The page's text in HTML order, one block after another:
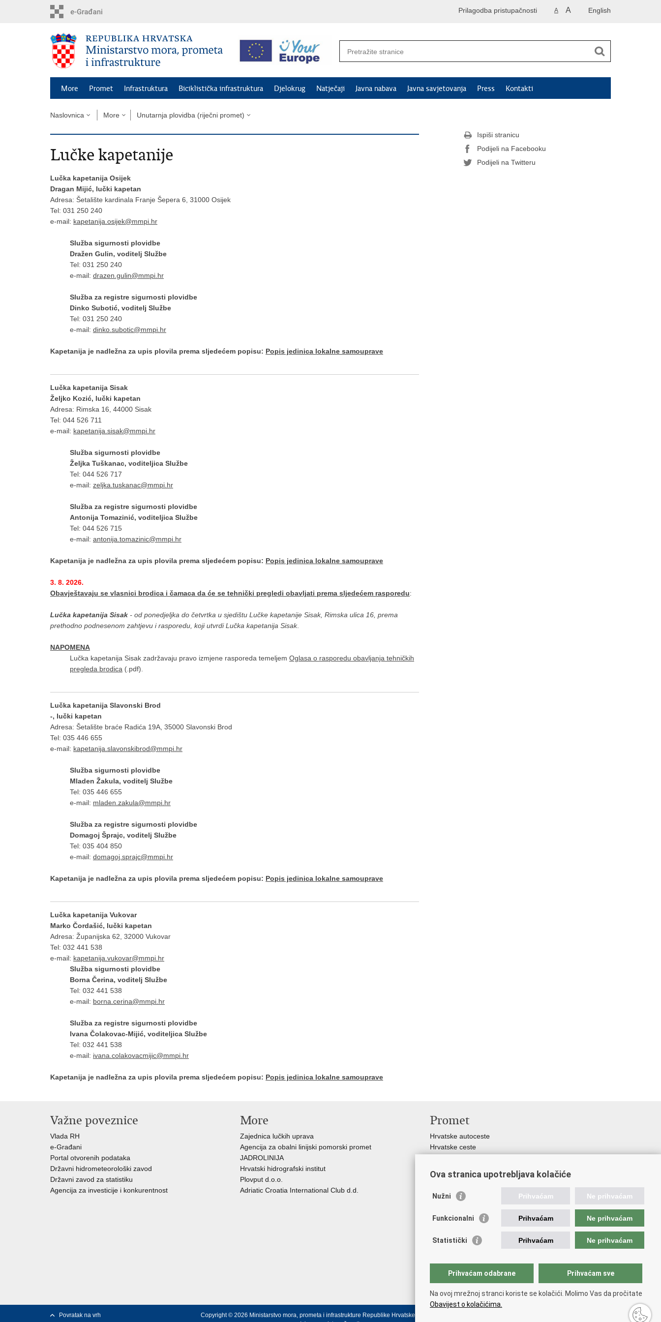
English
A A
Prilagodba pristupačnosti
More Promet Infrastruktura Biciklistička infrastruktura Djelokrug Natječaji Javna nabava Javna savjetovanja Press Kontakti
Naslovnica More Unutarnja plovidba (riječni promet)
Lučke kapetanije
Lučka kapetanija Osijek
Dragan Mijić, lučki kapetan
Adresa: Šetalište kardinala Franje Šepera 6, 31000 Osijek
Tel: 031 250 240
e-mail: kapetanija.osijek@mmpi.hr
Služba sigurnosti plovidbe
Dražen Gulin, voditelj Službe
Tel: 031 250 240
e-mail: drazen.gulin@mmpi.hr
Služba za registre sigurnosti plovidbe
Dinko Subotić, voditelj Službe
Tel: 031 250 240
e-mail: dinko.subotic@mmpi.hr
Kapetanija je nadležna za upis plovila prema sljedećem popisu: Popis jedinica lokalne samouprave
Lučka kapetanija Sisak
Željko Kozić, lučki kapetan
Adresa: Rimska 16, 44000 Sisak
Tel: 044 526 711
e-mail: kapetanija.sisak@mmpi.hr
Služba sigurnosti plovidbe
Željka Tuškanac, voditeljica Službe
Tel: 044 526 717
e-mail: zeljka.tuskanac@mmpi.hr
Služba za registre sigurnosti plovidbe
Antonija Tomazinić, voditeljica Službe
Tel: 044 526 715
e-mail: antonija.tomazinic@mmpi.hr
Kapetanija je nadležna za upis plovila prema sljedećem popisu: Popis jedinica lokalne samouprave
3. 8. 2026.
Obavještavaju se vlasnici brodica i čamaca da će se tehnički pregledi obavljati prema sljedećem rasporedu:
Lučka kapetanija Sisak - od ponedjeljka do četvrtka u sjedištu Lučke kapetanije Sisak, Rimska ulica 16, prema
prethodno podnesenom zahtjevu i rasporedu, koji utvrdi Lučka kapetanija Sisak.
NAPOMENA
Lučka kapetanija Sisak zadržavaju pravo izmjene rasporeda temeljem Oglasa o rasporedu obavljanja tehničkih
pregleda brodica (.pdf).
Lučka kapetanija Slavonski Brod
-, lučki kapetan
Adresa: Šetalište braće Radića 19A, 35000 Slavonski Brod
Tel: 035 446 655
e-mail: kapetanija.slavonskibrod@mmpi.hr
Služba sigurnosti plovidbe
Mladen Žakula, voditelj Službe
Tel: 035 446 655
e-mail: mladen.zakula@mmpi.hr
Služba za registre sigurnosti plovidbe
Domagoj Šprajc, voditelj Službe
Tel: 035 404 850
e-mail: domagoj.sprajc@mmpi.hr
Kapetanija je nadležna za upis plovila prema sljedećem popisu: Popis jedinica lokalne samouprave
Lučka kapetanija Vukovar
Marko Čordašić, lučki kapetan
Adresa: Županijska 62, 32000 Vukovar
Tel: 032 441 538
e-mail: kapetanija.vukovar@mmpi.hr
Služba sigurnosti plovidbe
Borna Čerina, voditelj Službe
Tel: 032 441 538
e-mail: borna.cerina@mmpi.hr
Služba za registre sigurnosti plovidbe
Ivana Čolakovac-Mijić, voditeljica Službe
Tel: 032 441 538
e-mail: ivana.colakovacmijic@mmpi.hr
Kapetanija je nadležna za upis plovila prema sljedećem popisu: Popis jedinica lokalne samouprave
Ispiši stranicu
Podijeli na Facebooku
Podijeli na Twitteru
Važne poveznice
Vlada RH
e-Građani
Portal otvorenih podataka
Državni hidrometeorološki zavod
Državni zavod za statistiku
Agencija za investicije i konkurentnost
More
Zajednica lučkih uprava
Agencija za obalni linijski pomorski promet
JADROLINIJA
Hrvatski hidrografski institut
Plovput d.o.o.
Adriatic Croatia International Club d.d.
Promet
Hrvatske autoceste
Hrvatske ceste
Hrvatska pošta
HŽ Infrastruktura d.o.o.
HŽ putnički prijevoz
Agencija za regulaciju tržišta željezničkih usluga
Agencija za sigurnost željezničkog prometa
Međunarodna zračna luka Zagreb - Franjo Tuđman
Hrvatska agencija za civilno zrakoplovstvo
Agencija za istraživanje nesreća u zračnom, pomorskom i
Povratak na vrh Copyright © 2026 Ministarstvo mora, prometa i infrastrukture Republike Hrvatske.
Ova stranica upotrebljava kolačiće
Nužni Prihvaćam Ne prihvaćam
Funkcionalni Prihvaćam Ne prihvaćam
Statistički Prihvaćam Ne prihvaćam
Prihvaćam odabrane Prihvaćam sve
Na ovoj mrežnoj stranci koriste se kolačići. Molimo Vas da pročitate
Obavijest o kolačićima.